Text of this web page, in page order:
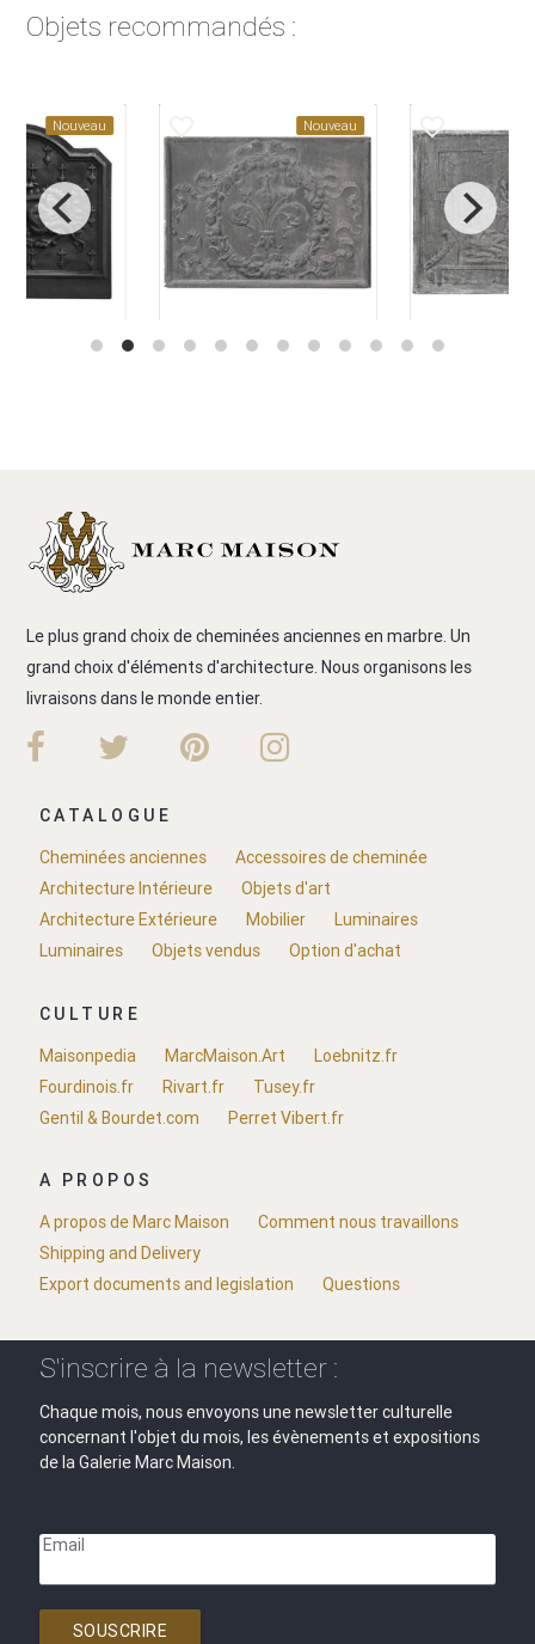
Objets recommandés :
Nouveau Nouveau favorite_border
Le plus grand choix de cheminées anciennes en marbre. Un
grand choix d'éléments d'architecture. Nous organisons les
livraisons dans le monde entier.
CATALOGUE
Cheminées anciennes
Accessoires de cheminée
Architecture Intérieure
Objets d'art
Architecture Extérieure
Mobilier
Luminaires
Luminaires
Objets vendus Option d'achat
CULTURE
Maisonpedia
MarcMaison.Art
Loebnitz.fr
Fourdinois.fr
Rivart.fr
Tusey.fr
Gentil & Bourdet.com
Perret Vibert.fr
A PROPOS
A propos de Marc Maison
Comment nous travaillons
Shipping and Delivery
Export documents and legislation
Questions
S'inscrire à la newsletter :
Chaque mois, nous envoyons une newsletter culturelle
concernant l'objet du mois, les évènements et expositions
de la Galerie Marc Maison.
Email
SOUSCRIRE